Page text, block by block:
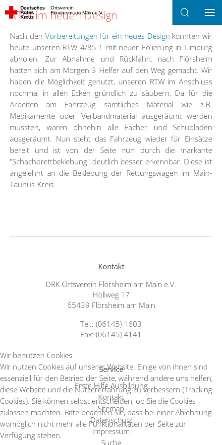
Ortsverein
Flörsheim am Main e.V.
RTW im neuen Design
Nach den Vorbereitungen für ein neues Design konnten wir
heute unseren RTW 4/85-1 mit neuer Folierung in Limburg
abholen. Zur Abnahme und Rückfahrt nach Flörsheim
hatten sich am Morgen 3 Helfer auf den Weg gemacht. Wir
haben die Möglichkeit genutzt, unseren RTW im Anschluss
nochmal in allen Ecken gründlich zu säubern. Da für die
Arbeiten am Fahrzeug sämtliches Material wie z.B.
Medikamente oder Verbandmaterial ausgeräumt werden
mussten, waren ohnehin alle Fächer und Schubladen
ausgeräumt. Nun steht das Fahrzeug wieder für Einsätze
bereit und ist von der Seite nun durch die markante
"Schachbrettbeklebung" deutlich besser erkennbar. Diese ist
angelehnt an die Beklebung der Rettungswagen im Main-
Taunus-Kreis.
Kontakt
DRK Ortsverein Flörsheim am Main e.V.
Höllweg 17
65439 Flörsheim am Main
Tel.: (06145) 1603
Fax: (06145) 4141
Service
Erste Hilfe Ausbildung
Kontakt
Sitemap
Datenschutz
Impressum
Suche
Wir benutzen Cookies
Wir nutzen Cookies auf unserer Website. Einige von ihnen sind
essenziell für den Betrieb der Seite, während andere uns helfen,
diese Website und die Nutzererfahrung zu verbessern (Tracking
Cookies). Sie können selbst entscheiden, ob Sie die Cookies
zulassen möchten. Bitte beachten Sie, dass bei einer Ablehnung
womöglich nicht mehr alle Funktionalitäten der Seite zur
Verfügung stehen.